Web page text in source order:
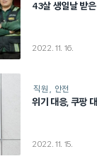
43살 생일날 받
2022. 11. 16.
직원 안전
위기 대응, 쿠팡
2022. 11. 15.